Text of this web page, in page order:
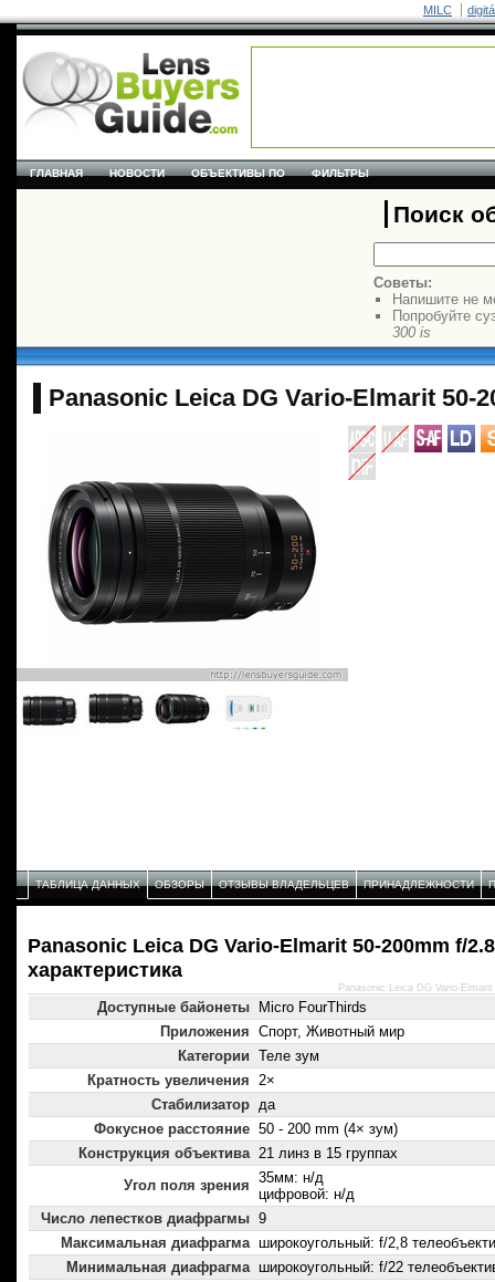
MILC
ГЛАВНАЯ НОВОСТИ ОБЪЕКТИВЫ ПО ФИЛЬТРЫ
Поиск
Советы:
Напишите не
Попробуйте
300 is
Panasonic Leica DG Vario-Elmarit 50-
ТАБЛИЦА ДАННЫХ ОБЗОРЫ ОТЗЫВЫ ВЛАДЕЛЬЦЕВ ПРИНАДЛЕЖНОСТИ
Panasonic Leica DG Vario-Elmarit 50-200mm f/
характеристика
Доступные байонеты
Micro FourThirds
Приложения Спорт, Животный мир
Категории Теле зум
Кратность увеличения 2×
Стабилизатор да
Фокусное расстояние 50 - 200 mm (4× зум)
Конструкция объектива 21 линз в 15 группах
Угол поля зрения 35мм: н/д
цифровой: н/д
Число лепестков диафрагмы 9
Максимальная диафрагма широкоугольный: f/2,8
Минимальная диафрагма широкоугольный: f/22
Panasonic Leica DG Vario-